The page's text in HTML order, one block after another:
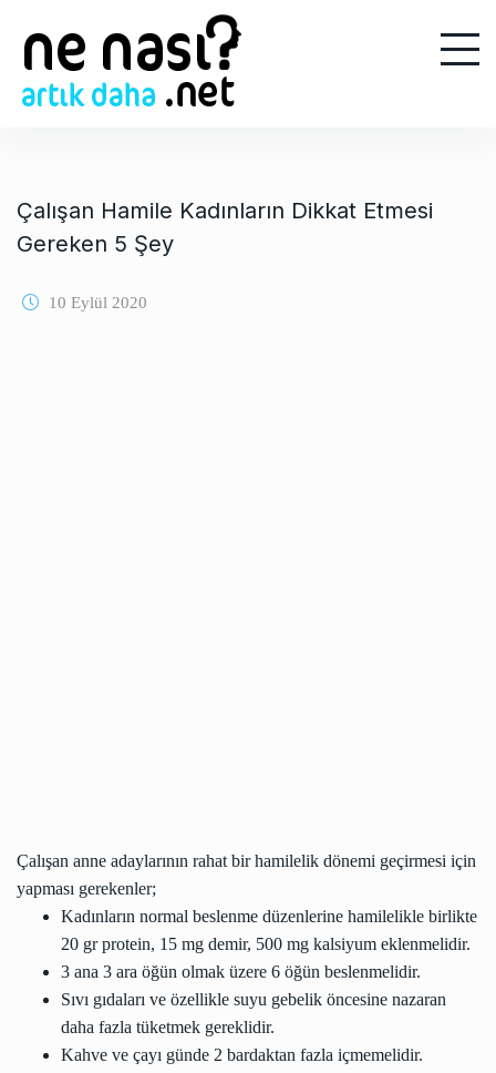
Çalışan Hamile Kadınların Dikkat Etmesi
Gereken 5 Şey
10 Eylül 2020
Çalışan anne adaylarının rahat bir hamilelik dönemi geçirmesi için
yapması gerekenler;
Kadınların normal beslenme düzenlerine hamilelikle birlikte
20 gr protein, 15 mg demir, 500 mg kalsiyum eklenmelidir.
3 ana 3 ara öğün olmak üzere 6 öğün beslenmelidir.
Sıvı gıdaları ve özellikle suyu gebelik öncesine nazaran
daha fazla tüketmek gereklidir.
Kahve ve çayı günde 2 bardaktan fazla içmemelidir.